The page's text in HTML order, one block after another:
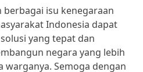
berbagai isu kenegaraan
Indonesia dapat
yang tepat dan
negara yang lebih
warganya. Semoga dengan